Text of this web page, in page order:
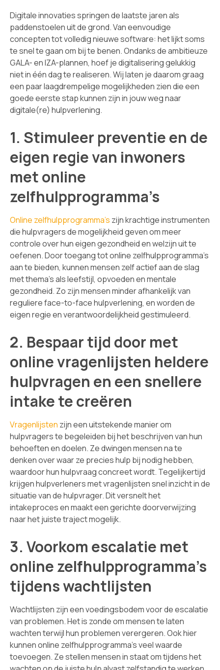
Digitale innovaties springen de laatste jaren als
paddenstoelen uit de grond. Van eenvoudige
concepten tot volledig nieuwe software: het lijkt soms
te snel te gaan om bij te benen. Ondanks de ambitieuze
GALA- en IZA-plannen, hoef je digitalisering gelukkig
niet in één dag te realiseren. Wij laten je daarom graag
een paar laagdrempelige mogelijkheden zien die een
goede eerste stap kunnen zijn in jouw weg naar
digitale(re) hulpverlening.
1. Stimuleer preventie en de
eigen regie van inwoners
met online
zelfhulpprogramma’s
Online zelfhulpprogramma’s zijn krachtige instrumenten
die hulpvragers de mogelijkheid geven om meer
controle over hun eigen gezondheid en welzijn uit te
oefenen. Door toegang tot online zelfhulpprogramma’s
aan te bieden, kunnen mensen zelf actief aan de slag
met thema’s als leefstijl, opvoeden en mentale
gezondheid. Zo zijn mensen minder afhankelijk van
reguliere face-to-face hulpverlening, en worden de
eigen regie en verantwoordelijkheid gestimuleerd.
2. Bespaar tijd door met
online vragenlijsten heldere
hulpvragen en een snellere
intake te creëren
Vragenlijsten zijn een uitstekende manier om
hulpvragers te begeleiden bij het beschrijven van hun
behoeften en doelen. Ze dwingen mensen na te
denken over waar ze precies hulp bij nodig hebben,
waardoor hun hulpvraag concreet wordt. Tegelijkertijd
krijgen hulpverleners met vragenlijsten snel inzicht in de
situatie van de hulpvrager. Dit versnelt het
intakeproces en maakt een gerichte doorverwijzing
naar het juiste traject mogelijk.
3. Voorkom escalatie met
online zelfhulpprogramma’s
tijdens wachtlijsten
Wachtlijsten zijn een voedingsbodem voor de escalatie
van problemen. Het is zonde om mensen te laten
wachten terwijl hun problemen verergeren. Ook hier
kunnen online zelfhulpprogramma’s veel waarde
toevoegen. Ze stellen mensen in staat om tijdens het